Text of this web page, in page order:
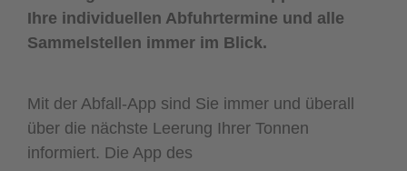
Ihre individuellen Abfuhrtermine und alle
Sammelstellen immer im Blick.
Mit der Abfall-App sind Sie immer und überall
über die nächste Leerung Ihrer Tonnen
informiert. Die App des